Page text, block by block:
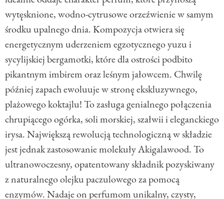
wytęsknione, wodno-cytrusowe orzeźwienie w samym
środku upalnego dnia. Kompozycja otwiera się
energetycznym uderzeniem egzotycznego yuzu i
sycylijskiej bergamotki, które dla ostrości podbito
pikantnym imbirem oraz leśnym jałowcem. Chwilę
później zapach ewoluuje w stronę ekskluzywnego,
plażowego koktajlu! To zasługa genialnego połączenia
chrupiącego ogórka, soli morskiej, szałwii i eleganckiego
irysa. Największą rewolucją technologiczną w składzie
jest jednak zastosowanie molekuły Akigalawood. To
ultranowoczesny, opatentowany składnik pozyskiwany
z naturalnego olejku paczulowego za pomocą
enzymów. Nadaje on perfumom unikalny, czysty,